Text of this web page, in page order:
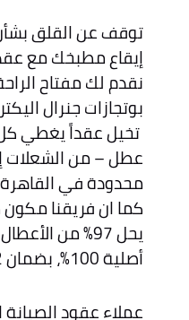
توقف عن القلق
إيقاع مطبخك مع
نقدم لك مفتاح
بوتجازات جنرال
عطل – من الشعلات
محدودة في
يحل 97% من
أصلية 100%، بضمان 12 شهراً على كل إصلاح.